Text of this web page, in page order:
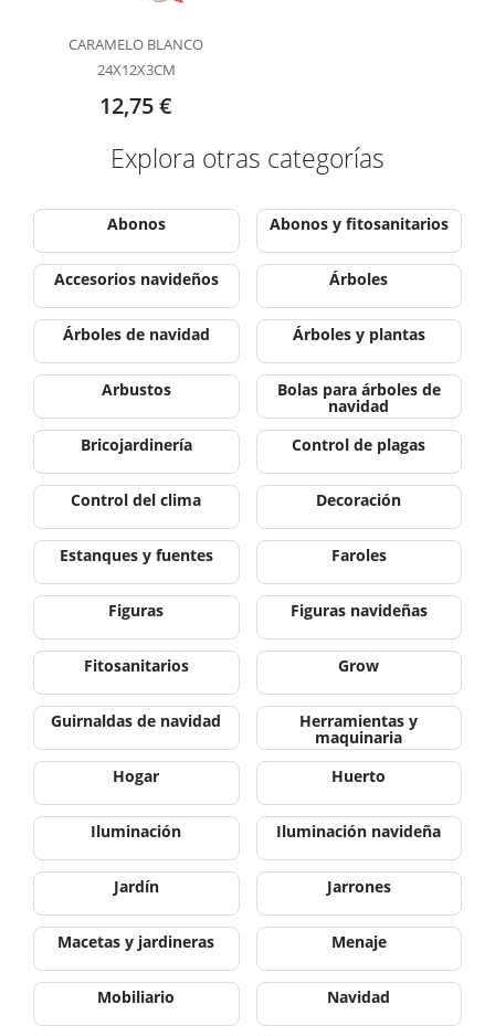
CARAMELO BLANCO
24X12X3CM
12,75 €
Explora otras categorías
Abonos Abonos y fitosanitarios
Accesorios navideños Árboles
Árboles de navidad Árboles y plantas
Arbustos Bolas para árboles de
navidad
Bricojardinería
Control de plagas
Control del clima Decoración
Estanques y fuentes Faroles
Figuras Figuras navideñas
Fitosanitarios Grow
Guirnaldas de navidad Herramientas y
maquinaria
Hogar
Huerto
Iluminación Iluminación navideña
Jardín Jarrones
Macetas y jardineras Menaje
Mobiliario Navidad